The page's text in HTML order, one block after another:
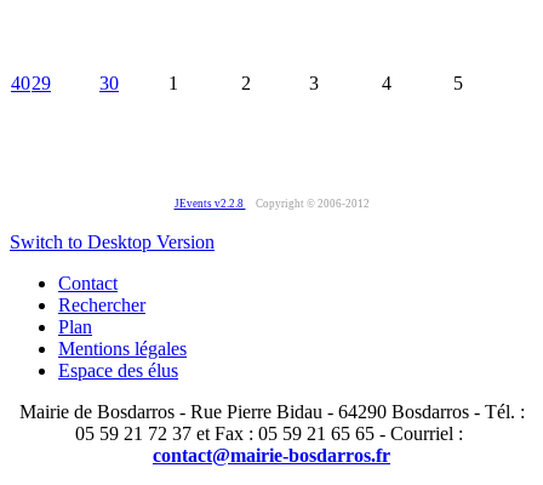
4029 30 1 2 3 4 5
JEvents v2.2.8 Copyright © 2006-2012
Switch to Desktop Version
Contact
Rechercher
Plan
Mentions légales
Espace des élus
Mairie de Bosdarros - Rue Pierre Bidau - 64290 Bosdarros - Tél. :
05 59 21 72 37 et Fax : 05 59 21 65 65 - Courriel :
contact@mairie-bosdarros.fr